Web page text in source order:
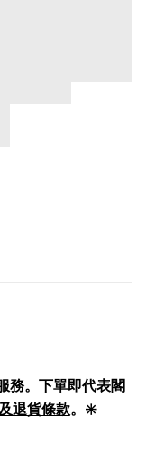
務。下單即代表閣
退貨條款。✳️